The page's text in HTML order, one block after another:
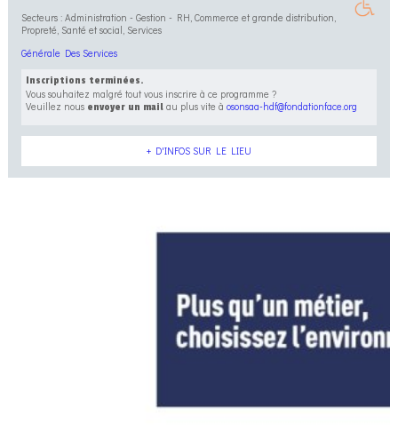
Secteurs : Administration - Gestion - RH, Commerce et grande distribution,
Propreté, Santé et social, Services
Générale Des Services
Inscriptions terminées.
Vous souhaitez malgré tout vous inscrire à ce programme ?
Veuillez nous envoyer un mailau plus vite à osonsaa-hdf@fondationface.org
+ D'INFOS SUR LE LIEU